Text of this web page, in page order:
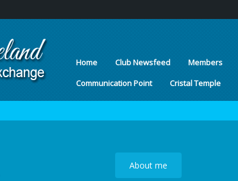
Home Club Newsfeed Members
Communication Point
Cristal Temple
About me